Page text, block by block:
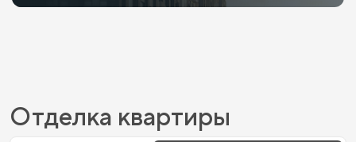
Отделка квартиры